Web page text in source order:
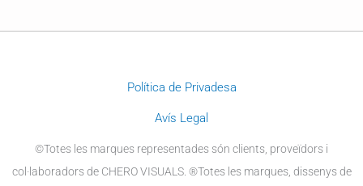
Política de Privadesa
Avís Legal
©Totes les marques representades són clients, proveïdors i
col·laboradors de CHERO VISUALS. ®Totes les marques, dissenys de